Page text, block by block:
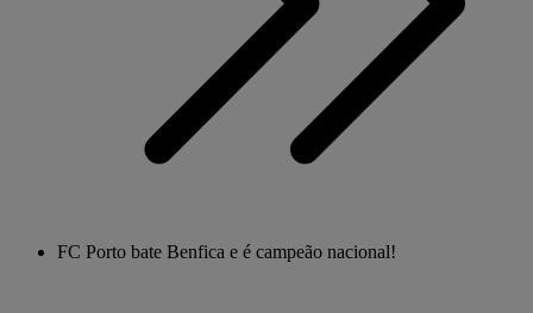
FC Porto bate Benfica e é campeão nacional!